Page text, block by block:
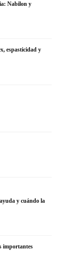
Nabilon y
espasticidad y
y cuándo la
importantes